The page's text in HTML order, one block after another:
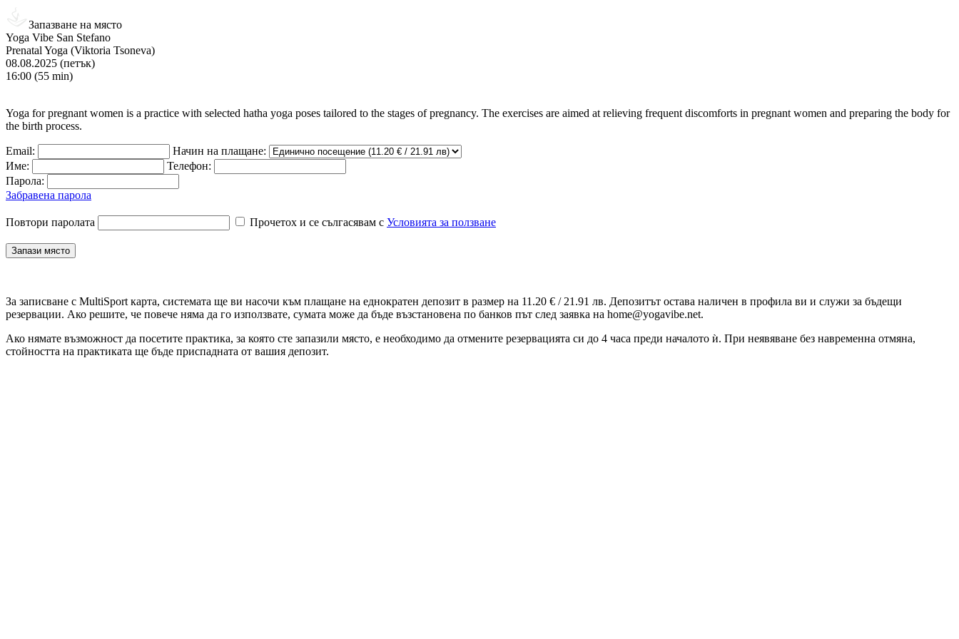
Запазване на място
Yoga Vibe San Stefano
Prenatal Yoga (Viktoria Tsoneva)
08.08.2025 (петък)
16:00 (55 min)
Yoga for pregnant women is a practice with selected hatha yoga poses tailored to the stages of pregnancy. The exercises are aimed at relieving frequent discomforts in pregnant women and preparing the body for
the birth process.
Email:
Начин на плащане:
Име:
Телефон:
Парола:
Забравена парола
Повтори паролата Прочетох и се сългасявам с Условията за ползване
За записване с MultiSport карта, системата ще ви насочи към плащане на еднократен депозит в размер на 11.20 € / 21.91 лв. Депозитът остава наличен в профила ви и служи за бъдещи
резервации. Ако решите, че повече няма да го използвате, сумата може да бъде възстановена по банков път след заявка на home@yogavibe.net.
Ако нямате възможност да посетите практика, за която сте запазили място, е необходимо да отмените резервацията си до 4 часа преди началото ѝ. При неявяване без навременна отмяна,
стойността на практиката ще бъде приспадната от вашия депозит.